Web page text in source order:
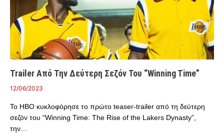
Trailer Από Την Δεύτερη Σεζόν Του “Winning Time”
12/06/2023
Το HBO κυκλοφόρησε το πρώτο teaser-trailer από τη δεύτερη
σεζόν του “Winning Time: The Rise of the Lakers Dynasty”,
την…